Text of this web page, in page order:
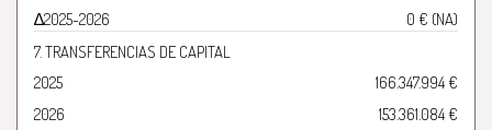
∆2025-2026
0 € (NA)
7. TRANSFERENCIAS DE CAPITAL
2025
166.347.994 €
2026
153.361.084 €